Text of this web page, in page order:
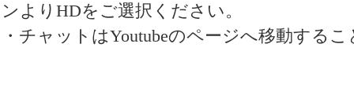
ンよりHDをご選択ください。
・チャットはYoutubeのページへ移動する